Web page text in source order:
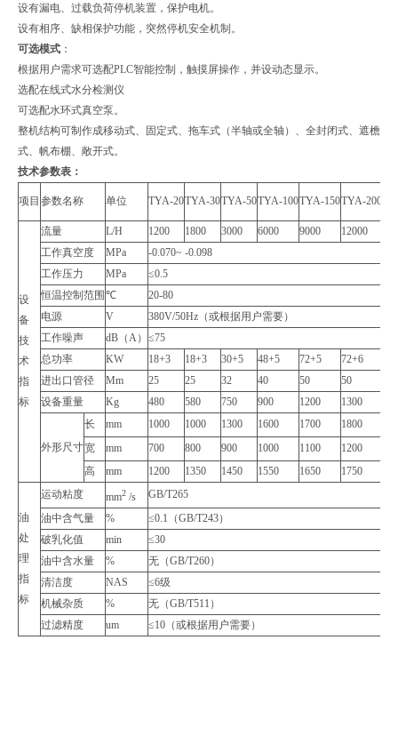
设有漏电、过载负荷停机装置，保护电机。
设有相序、缺相保护功能，突然停机安全机制。
可选模式 ：
根据用户需求可选配PLC智能控制，触摸屏操作，并设动态显示。
选配在线式水分检测仪
可选配水环式真空泵。
整机结构可制作成移动式、固定式、拖车式（半轴或全轴）、全封闭式、遮檐
式、帆布棚、敞开式。
技术参数表：
项目 参数名称 单位 TYA-20TYA-30TYA-50TYA-100TYA-150TYA-200
设
备
技
术
指
标
流量 L/H 1200 1800 3000 6000 9000 12000
工作真空度
MPa
-0.070~ -0.098
工作压力
MPa
≤0.5
恒温控制范围℃
20-80
电源
V
380V/50Hz（或根据用户需要）
工作噪声
dB（A） ≤75
总功率
KW 18+3 18+3 30+5 48+5 72+5 72+6
进出口管径
Mm 25 25 32 40 50 50
设备重量
Kg 480 580 750 900 1200 1300
外形尺寸
长 mm 1000 1000 1300 1600 1700 1800
宽
mm 700 800 900 1000 1100 1200
高
mm 1200 1350 1450 1550 1650 1750
油
处
理
指
标
运动粘度 mm2 /s
GB/T265
油中含气量
%
≤0.1（GB/T243）
破乳化值
min
≤30
油中含水量
%
无（GB/T260）
清洁度
NAS
≤6级
机械杂质
%
无（GB/T511）
过滤精度
um ≤10（或根据用户需要）